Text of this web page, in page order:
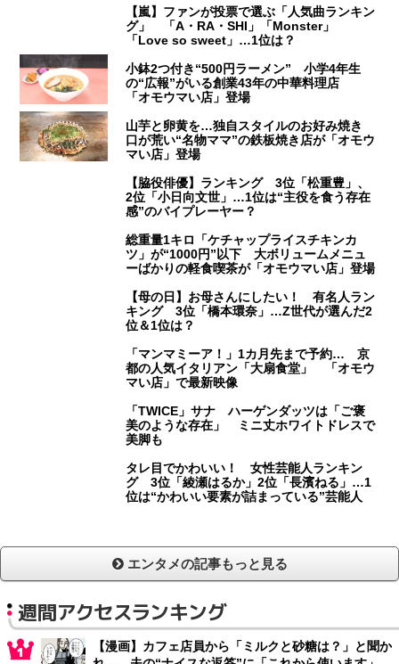
【嵐】ファンが投票で選ぶ「人気曲ランキン
グ」 「A・RA・SHI」「Monster」
「Love so sweet」…1位は？
小鉢2つ付き“500円ラーメン” 小学4年生
の“広報”がいる創業43年の中華料理店
「オモウマい店」登場
山芋と卵黄を…独自スタイルのお好み焼き
口が荒い“名物ママ”の鉄板焼き店が「オモウ
マい店」登場
【脇役俳優】ランキング 3位「松重豊」、
2位「小日向文世」…1位は“主役を食う存在
感”のバイプレーヤー？
総重量1キロ「ケチャップライスチキンカ
ツ」が“1000円”以下 大ボリュームメニュ
ーばかりの軽食喫茶が「オモウマい店」登場
【母の日】お母さんにしたい！ 有名人ラン
キング 3位「橋本環奈」…Z世代が選んだ2
位＆1位は？
「マンマミーア！」1カ月先まで予約… 京
都の人気イタリアン「大扇食堂」 「オモウ
マい店」で最新映像
「TWICE」サナ ハーゲンダッツは「ご褒
美のような存在」 ミニ丈ホワイトドレスで
美脚も
タレ目でかわいい！ 女性芸能人ランキン
グ 3位「綾瀬はるか」2位「長濱ねる」…1
位は“かわいい要素が詰まっている”芸能人
エンタメの記事もっと見る
週間アクセスランキング
【漫画】カフェ店員から「ミルクと砂糖は？」と聞か